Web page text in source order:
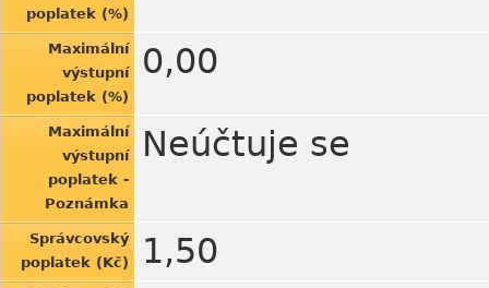
poplatek (%)
Maximální
výstupní
poplatek (%)
0,00
Maximální
výstupní
poplatek -
Poznámka
Neúčtuje se
Správcovský
poplatek (Kč)
1,50